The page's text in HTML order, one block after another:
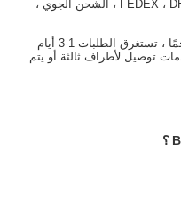
3) الشحن مقبول: FEDEX ، DHL ، UPS ، TNT ، EMS ، الشحن الجوي ،
4) وقت التسليم: نظرًا لأن لدينا مخزونًا ضخمًا ، تستغرق الطلبات 1-3 أيام
توصيل لأطراف ثالثة أو يتم
؟